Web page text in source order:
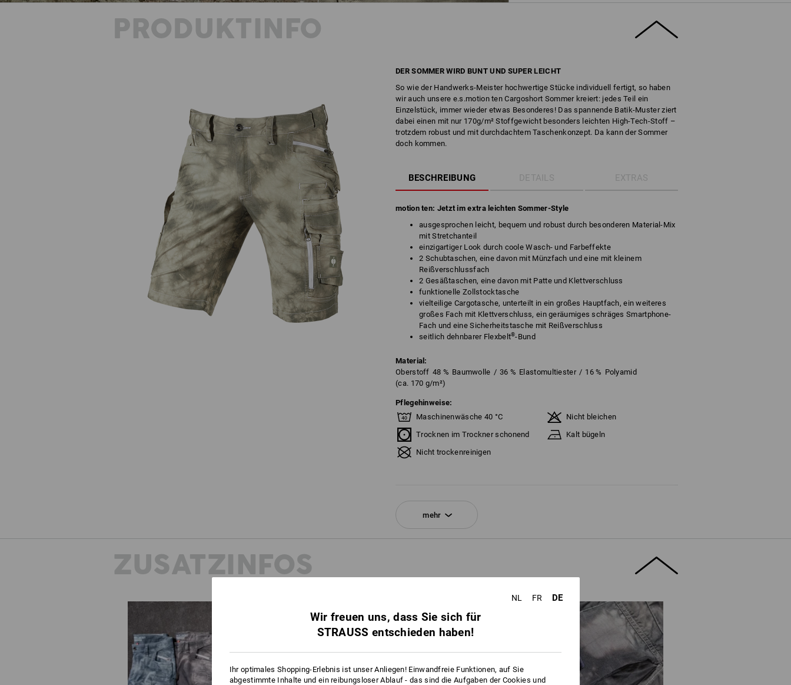
PRODUKTINFO
DER SOMMER WIRD BUNT UND SUPER LEICHT
So wie der Handwerks-Meister hochwertige Stücke individuell fertigt, so haben
wir auch unsere e.s.motion ten Cargoshort Sommer kreiert: jedes Teil ein
Einzelstück, immer wieder etwas Besonderes! Das spannende Batik-Muster ziert
dabei einen mit nur 170g/m² Stoffgewicht besonders leichten High-Tech-Stoff –
trotzdem robust und mit durchdachtem Taschenkonzept. Da kann der Sommer
doch kommen.
BESCHREIBUNG DETAILS EXTRAS
motion ten: Jetzt im extra leichten Sommer-Style
ausgesprochen leicht, bequem und robust durch besonderen Material-Mix
mit Stretchanteil
einzigartiger Look durch coole Wasch- und Farbeffekte
2 Schubtaschen, eine davon mit Münzfach und eine mit kleinem
Reißverschlussfach
2 Gesäßtaschen, eine davon mit Patte und Klettverschluss
funktionelle Zollstocktasche
vielteilige Cargotasche, unterteilt in ein großes Hauptfach, ein weiteres
großes Fach mit Klettverschluss, ein geräumiges schräges Smartphone-
Fach und eine Sicherheitstasche mit Reißverschluss
seitlich dehnbarer Flexbelt®-Bund
Material:
Oberstoff 48 % Baumwolle / 36 % Elastomultiester / 16% Polyamid
(ca. 170 g/m²)
Pflegehinweise:
Maschinenwäsche 40 °C
Nicht bleichen
Trocknen im Trockner schonend
Kalt bügeln
Nicht trockenreinigen
!!! Saisonartikel !!! Lieferung nur solange Vorrat reicht !!!
mehr
ZUSATZINFOS
NL FR DE
Wir freuen uns, dass Sie sich für
STRAUSS entschieden haben!
Ihr optimales Shopping-Erlebnis ist unser Anliegen! Einwandfreie Funktionen, auf Sie
abgestimmte Inhalte und ein reibungsloser Ablauf - das sind die Aufgaben der Cookies und